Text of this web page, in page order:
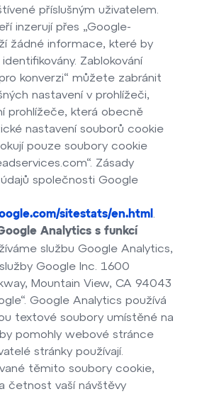
příslušným uživatelem.
inzerují přes „Google-
žádné informace, které by
Zablokování
konverzi“ můžete zabránit
nastavení v prohlížeči,
prohlížeče, která obecně
nastavení souborů cookie
pouze soubory cookie
Zásady
společnosti Google
sitestats/en.html
Analytics s funkcí
službu Google Analytics,
Google Inc. 1600
Mountain View, CA 94043
Google Analytics používá
textové soubory umístěné na
pomohly webové stránce
stránky používají.
těmito soubory cookie,
četnost vaší návštěvy